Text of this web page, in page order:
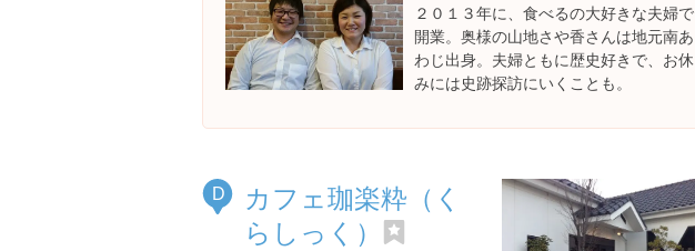
２０１３年に、食べるの大好きな夫婦で
開業。奥様の山地さや香さんは地元南あ
わじ出身。夫婦ともに歴史好きで、お休
みには史跡探訪にいくことも。
D
カフェ珈楽粋（く
らしっく）